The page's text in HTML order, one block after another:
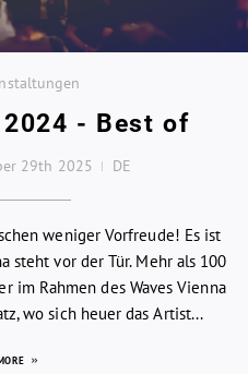
2024 - Best of
29th 2025 DE
weniger Vorfreude! Es ist
steht vor der Tür. Mehr als 100
im Rahmen des Waves Vienna
wo sich heuer das Artist...